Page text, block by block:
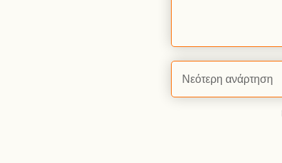
Νεότερη ανάρτηση